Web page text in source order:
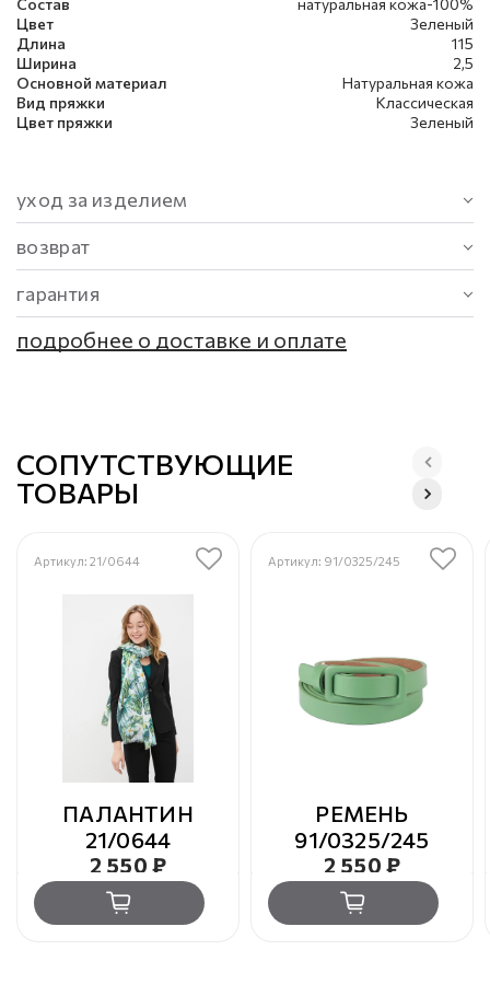
Цвет
Зеленый
Длина
115
Ширина
2,5
Основной материал
Натуральная кожа
Вид пряжки
Классическая
Цвет пряжки
Зеленый
уход за изделием
возврат
гарантия
подробнее о доставке и оплате
СОПУТСТВУЮЩИЕ
ТОВАРЫ
Артикул: 21/0644
ПАЛАНТИН
21/0644
2 550 ₽
Артикул: 91/0325/245
РЕМЕНЬ
91/0325/245
2 550 ₽